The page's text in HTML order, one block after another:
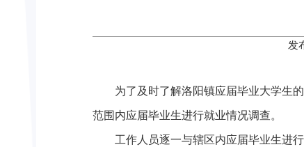
发
为了及时了解洛阳镇应届毕业大学生的
范围内应届毕业生进行就业情况调查。
工作人员逐一与辖区内应届毕业生进行